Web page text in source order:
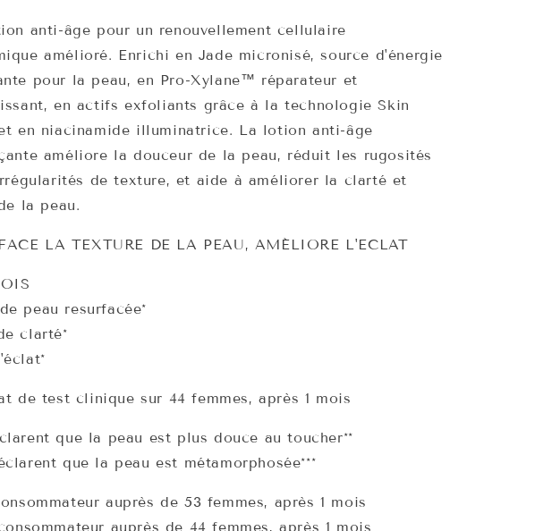
n
anti-âge pour un renouvellement cellulaire
amélioré. Enrichi en Jade micronisé, source d'énergie
pour la peau, en Pro-Xylane™ réparateur et
en actifs exfoliants grâce à la technologie Skin
en niacinamide illuminatrice. La lotion anti-âge
améliore la douceur de la peau, réduit les rugosités
de texture, et aide à améliorer la clarté et
la peau.
LA TEXTURE DE LA PEAU, AMÉLIORE L'ECLAT
peau resurfacée*
clarté*
de test clinique sur 44 femmes, après 1 mois
que la peau est plus douce au toucher**
que la peau est métamorphosée***
auprès de 53 femmes, après 1 mois
auprès de 44 femmes, après 1 mois